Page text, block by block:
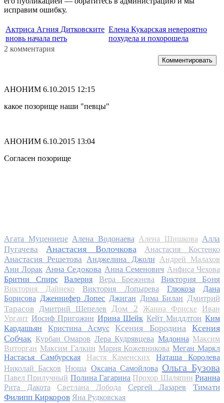
исправим ошибку.
Актриса Агния Дитковските
вновь начала петь
Елена Кукарская невероятно
похудела и похорошела
2 комментария
Комментировать
АНОНИМ 6.10.2015 12:15
какое позорище наши "певцы"
АНОНИМ 6.10.2015 13:04
Согласен позорище
Агата Муцениеце Алена Водонаева Алена Шишкова Алла
Пугачева
Анастасия Волочкова Анастасия Костенко
Анастасия Решетова Анджелина Джоли Андрей Малахов
Ани Лорак Анна Седокова Анна Семенович Анфиса Чехова
Бритни Спирс
Валерия Вера Брежнева Виктория Боня
Виктория Дайнеко Виктория Лопырева Глюкоза
Дана
Борисова Дженнифер Лопес Джиган Дима Билан Дмитрий
Тарасов Дмитрий Шепелев Дом 2 Жанна Фриске
Иван
Ургант Иосиф Пригожин Ирина Шейк Кейт Миддлтон Ким
Кардашьян
Кристина Асмус Ксения Бородина
Ксения
Собчак Курбан Омаров Лера Кудрявцева Мадонна Максим
Виторган Максим Галкин Мария Кожевникова Меган Маркл
Настасья Самбурская
Настя Каменских
Наташа Королева
Николай Басков Нюша Оксана Самойлова Ольга Бузова
Павел Прилучный Полина Гагарина Прохор Шаляпин Рианна
Рита Дакота
Светлана Лобода Сергей Лазарев
Тимати
Филипп Киркоров Яна Рудковская